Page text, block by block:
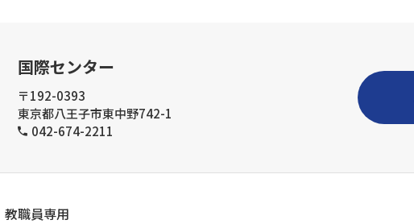
国際センター
〒192-0393
東京都八王子市東中野742-1
042-674-2211
教職員専用